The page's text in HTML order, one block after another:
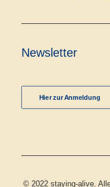
Newsletter
Hier zur Anmeldung
© 2022 staying-alive.